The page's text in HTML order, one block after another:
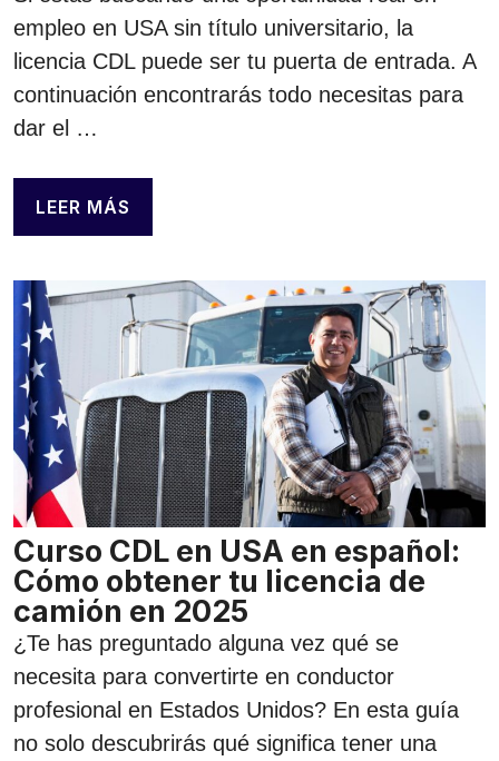
empleo en USA sin título universitario, la
licencia CDL puede ser tu puerta de entrada. A
continuación encontrarás todo necesitas para
dar el …
LEER MÁS
Curso CDL en USA en español:
Cómo obtener tu licencia de
camión en 2025
¿Te has preguntado alguna vez qué se
necesita para convertirte en conductor
profesional en Estados Unidos? En esta guía
no solo descubrirás qué significa tener una